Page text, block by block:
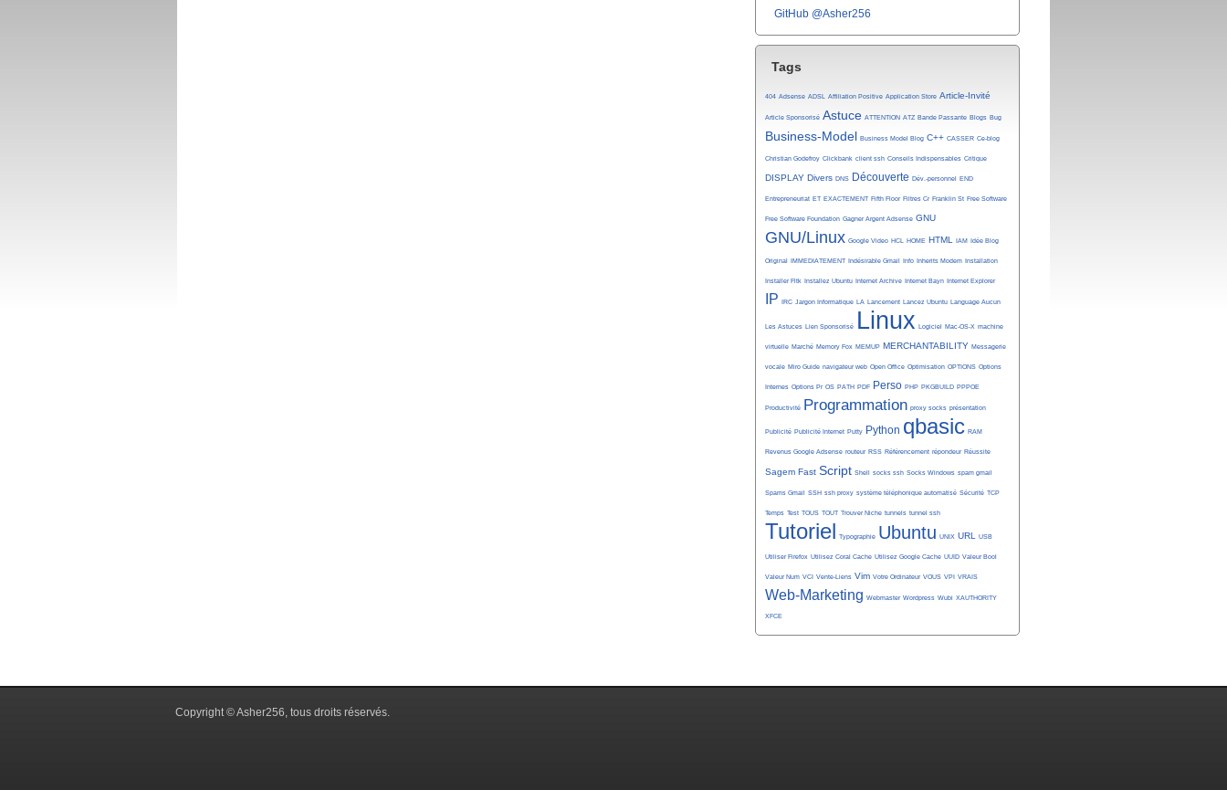
GitHub @Asher256
Tags
404 Adsense ADSL Affiliation Positive Application Store Article-Invité
Article Sponsorisé Astuce ATTENTION ATZ Bande Passante Blogs Bug
Business-Model Business Model Blog C++ CASSER Ce-blog
Christian Godefroy Clickbank client ssh Conseils Indispensables Critique
DISPLAY Divers DNS Découverte Dév.-personnel END
Entrepreneuriat ET EXACTEMENT Fifth Floor Filtres Cr Franklin St Free Software
Free Software Foundation Gagner Argent Adsense GNU
GNU/Linux Google Video HCL HOME HTML IAM Idée Blog
Original IMMEDIATEMENT Indésirable Gmail Info Inherits Modem Installation
Installer Fltk Installez Ubuntu Internet Archive Internet Bayn Internet Explorer
IP IRC Jargon Informatique LA Lancement Lancez Ubuntu Language Aucun
Les Astuces Lien Sponsorisé Linux Logiciel Mac-OS-X machine
virtuelle Marché Memory Fox MEMUP MERCHANTABILITY Messagerie
vocale Miro Guide navigateur web Open Office Optimisation OPTIONS Options
Internes Options Pr OS PATH PDF Perso PHP PKGBUILD PPPOE
Productivité Programmation proxy socks présentation
Publicité Publicité Internet Putty Python qbasic RAM
Revenus Google Adsense routeur RSS Référencement répondeur Réussite
Sagem Fast Script Shell socks ssh Socks Windows spam gmail
Spams Gmail SSH ssh proxy système téléphonique automatisé Sécurité TCP
Temps Test TOUS TOUT Trouver Niche tunnels tunnel ssh
Tutoriel Typographie Ubuntu UNIX URL USB
Utiliser Firefox Utilisez Coral Cache Utilisez Google Cache UUID Valeur Bool
Valeur Num VCI Vente-Liens Vim Votre Ordinateur VOUS VPI VRAIS
Web-Marketing Webmaster Wordpress Wubi XAUTHORITY
XFCE
Copyright © Asher256, tous droits réservés.